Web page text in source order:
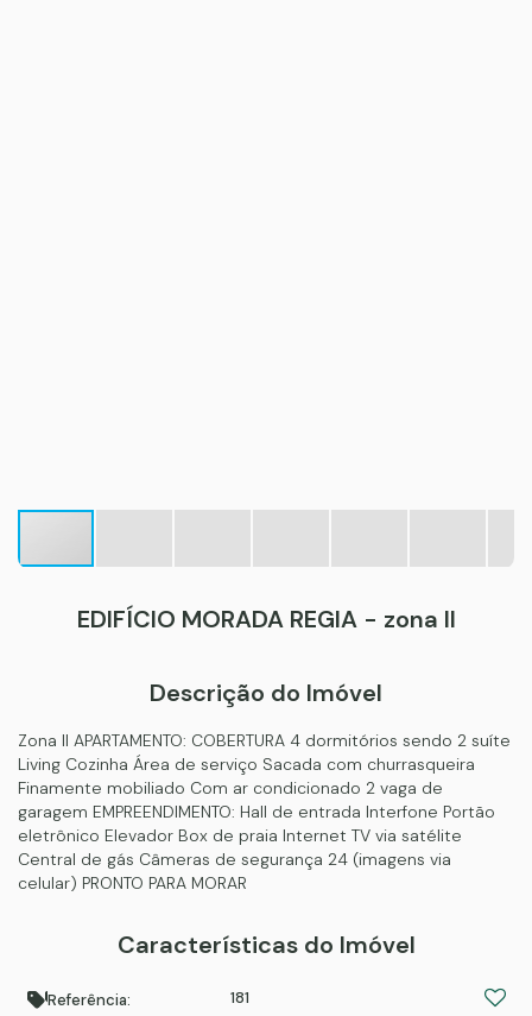
EDIFÍCIO MORADA REGIA - zona II
Descrição do Imóvel
Zona II APARTAMENTO: COBERTURA 4 dormitórios sendo 2 suíte
Living Cozinha Área de serviço Sacada com churrasqueira
Finamente mobiliado Com ar condicionado 2 vaga de
garagem EMPREENDIMENTO: Hall de entrada Interfone Portão
eletrônico Elevador Box de praia Internet TV via satélite
Central de gás Câmeras de segurança 24 (imagens via
celular) PRONTO PARA MORAR
Características do Imóvel
Referência: 181